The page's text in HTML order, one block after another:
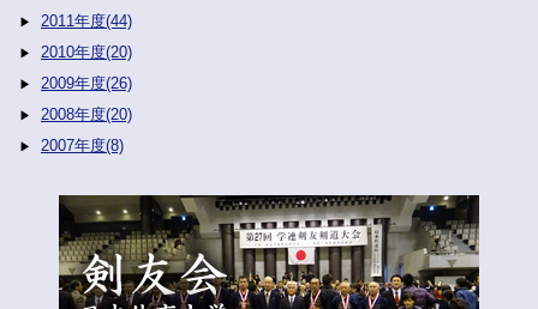
2011年度(44)
2010年度(20)
2009年度(26)
2008年度(20)
2007年度(8)